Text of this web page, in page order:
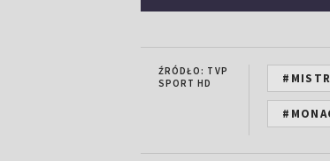
ŹRÓDŁO: TVP
SPORT HD